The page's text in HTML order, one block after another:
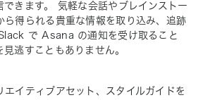
できます。 気軽な会話やブレインストー
ら得られる貴重な情報を取り込み、追跡
で Asana の通知を受け取ること
逃すこともありません。
エイティブアセット、スタイルガイドを